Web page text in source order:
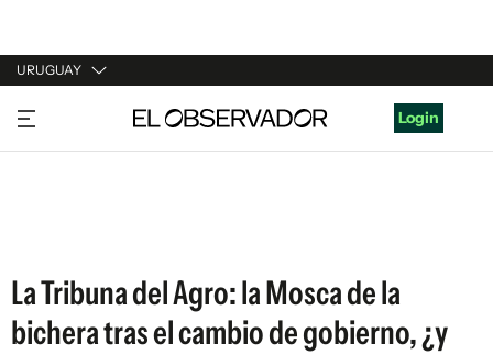
URUGUAY
URUGUAY
ARGENTINA
Login
La Tribuna del Agro: la Mosca de la
bichera tras el cambio de gobierno, ¿y